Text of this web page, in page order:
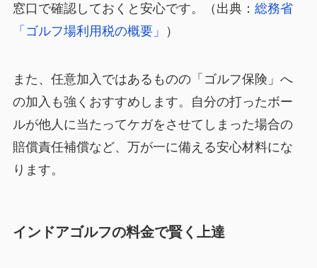
窓口で確認しておくと安心です。（出典： 総務省
「ゴルフ場利用税の概要」
）
また、任意加入ではあるものの「ゴルフ保険」へ
の加入も強くおすすめします。自分の打ったボー
ルが他人に当たってケガをさせてしまった場合の
賠償責任補償など、万が一に備える安心材料にな
ります。
インドアゴルフの料金で賢く上達